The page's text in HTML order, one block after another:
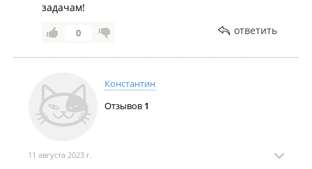
задачам!
0 ответить
Константин
Отзывов 1
11 августа 2023 г.